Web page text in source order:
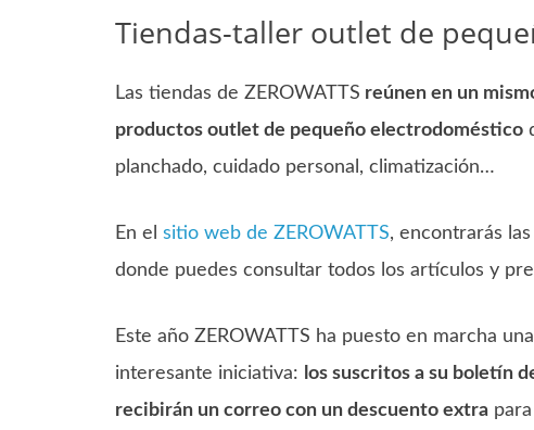
Tiendas-taller outlet de
Las tiendas de ZEROWATTS reúnen en un
productos outlet de pequeño electrodoméstico
planchado, cuidado personal, climatización…
En el sitio web de ZEROWATTS, encontrarás
donde puedes consultar todos los artículos y
Este año ZEROWATTS ha puesto en marcha
interesante iniciativa: los suscritos a su boletín
recibirán un correo con un descuento extrapara